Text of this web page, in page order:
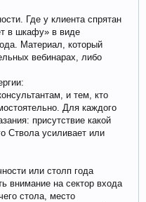
Где у клиента спрятан
в шкафу» в виде
Материал, который
вебинарах, либо
и тем, кто
Для каждого
присутствие какой
Ствола усиливает или
или столп года
внимание на сектор входа
стола, место